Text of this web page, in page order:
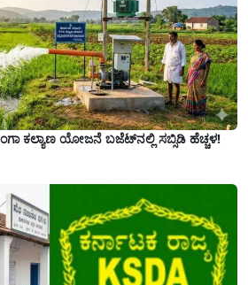
ಕಲ್ಯಾಣ ಯೋಜನೆ ಬಜೆಟ್‌ನಲ್ಲಿ ಸಬ್ಸಿಡಿ ಹೆಚ್ಚಳ!